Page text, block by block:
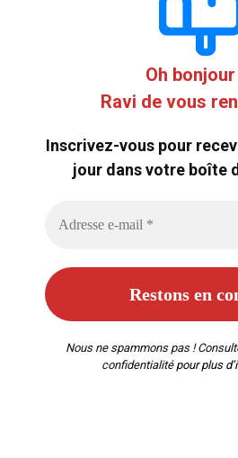
Oh
Ravi de vous
Inscrivez-vous pour
jour dans votre boîte
Nous ne spammons pas !
confidentialitépour plus